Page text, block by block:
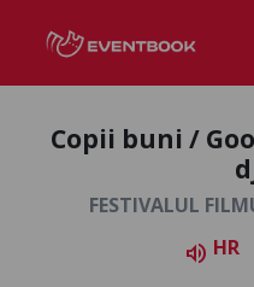
Copii buni /
FESTIVALUL
volume_up HR